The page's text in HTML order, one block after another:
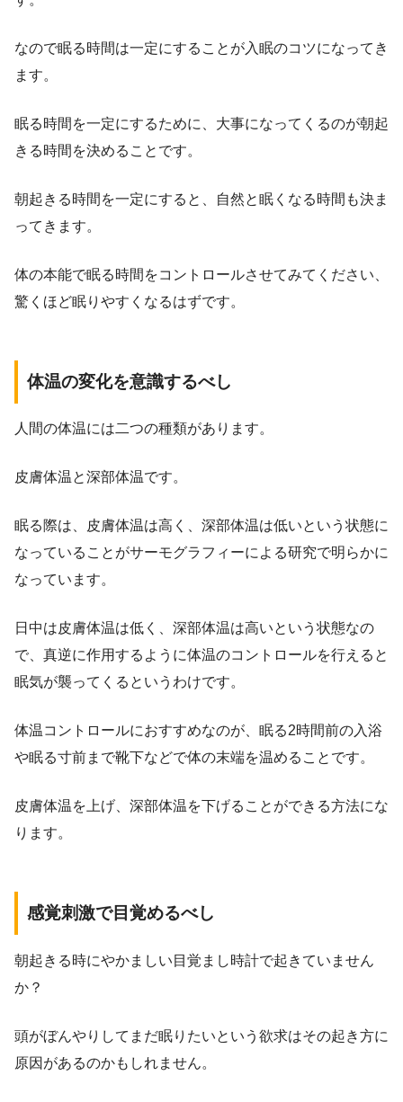
なので眠る時間は一定にすることが入眠のコツになってき
ます。
眠る時間を一定にするために、大事になってくるのが朝起
きる時間を決めることです。
朝起きる時間を一定にすると、自然と眠くなる時間も決ま
ってきます。
体の本能で眠る時間をコントロールさせてみてください、
驚くほど眠りやすくなるはずです。
体温の変化を意識するべし
人間の体温には二つの種類があります。
皮膚体温と深部体温です。
眠る際は、皮膚体温は高く、深部体温は低いという状態に
なっていることがサーモグラフィーによる研究で明らかに
なっています。
日中は皮膚体温は低く、深部体温は高いという状態なの
で、真逆に作用するように体温のコントロールを行えると
眠気が襲ってくるというわけです。
体温コントロールにおすすめなのが、眠る2時間前の入浴
や眠る寸前まで靴下などで体の末端を温めることです。
皮膚体温を上げ、深部体温を下げることができる方法にな
ります。
感覚刺激で目覚めるべし
朝起きる時にやかましい目覚まし時計で起きていません
か？
頭がぼんやりしてまだ眠りたいという欲求はその起き方に
原因があるのかもしれません。